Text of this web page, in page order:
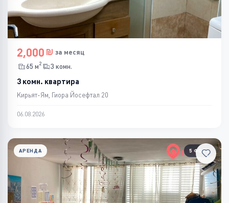
2,000
за месяц
65 м2 3 комн.
3 комн. квартира
Кирьят-Ям, Гиора Йосефтал 20
06.08.2026
5 ФОТО
АРЕНДА